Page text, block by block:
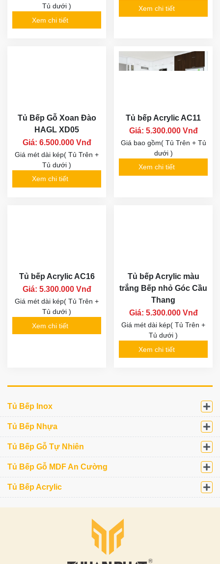
Tủ dưới )
Xem chi tiết
Xem chi tiết
Tủ Bếp Gỗ Xoan Đào
HAGL XD05
Giá: 6.500.000 Vnđ
Giá mét dài kép( Tủ Trên +
Tủ dưới )
Xem chi tiết
Tủ bếp Acrylic AC11
Giá: 5.300.000 Vnđ
Giá bao gồm( Tủ Trên + Tủ
dưới )
Xem chi tiết
Tủ bếp Acrylic AC16
Giá: 5.300.000 Vnđ
Giá mét dài kép( Tủ Trên +
Tủ dưới )
Xem chi tiết
Tủ bếp Acrylic màu
trắng Bếp nhỏ Góc Cầu
Thang
Giá: 5.300.000 Vnđ
Giá mét dài kép( Tủ Trên +
Tủ dưới )
Xem chi tiết
Tủ Bếp Inox
Tủ Bếp Nhựa
Tủ Bếp Gỗ Tự Nhiên
Tủ Bếp Gỗ MDF An Cường
Tủ Bếp Acrylic